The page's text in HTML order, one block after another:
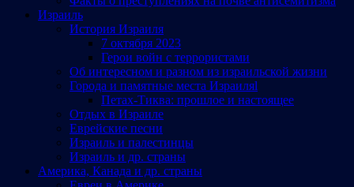
Израиль
История Израиля
7 октября 2023
Герои войн с террористами
Об интересном и разном из израильской жизни
Города и памятные места Израиляl
Петах-Тиква: прошлое и настоящее
Отдых в Израиле
Еврейские песни
Израиль и палестинцы
Израиль и др. страны
Америка, Канада и др. страны